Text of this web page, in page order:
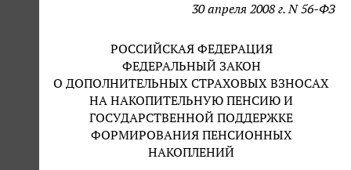
30 апреля 2008 г. N 56-ФЗ
РОССИЙСКАЯ ФЕДЕРАЦИЯ
ФЕДЕРАЛЬНЫЙ ЗАКОН
О ДОПОЛНИТЕЛЬНЫХ СТРАХОВЫХ ВЗНОСАХ
НА НАКОПИТЕЛЬНУЮ ПЕНСИЮ И
ГОСУДАРСТВЕННОЙ ПОДДЕРЖКЕ
ФОРМИРОВАНИЯ ПЕНСИОННЫХ
НАКОПЛЕНИЙ